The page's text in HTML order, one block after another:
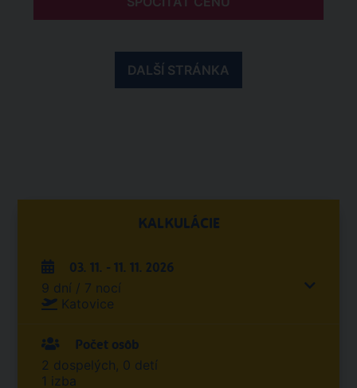
DALŠÍ STRÁNKA
KALKULÁCIE
03. 11. - 11. 11. 2026
9 dní / 7 nocí
Katovice
Počet osôb
2 dospelých, 0 detí
1 izba